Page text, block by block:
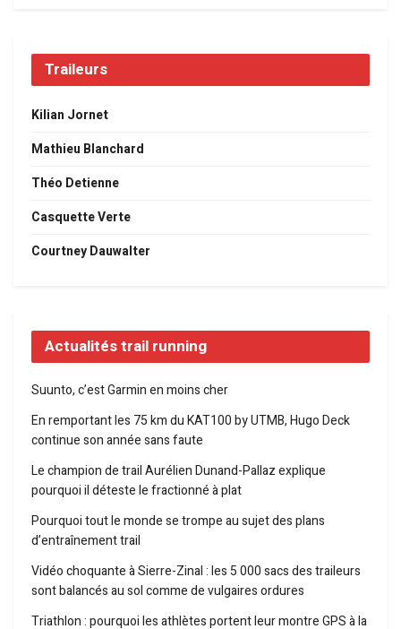
Traileurs
Kilian Jornet
Mathieu Blanchard
Théo Detienne
Casquette Verte
Courtney Dauwalter
Actualités trail running
Suunto, c’est Garmin en moins cher
En remportant les 75 km du KAT100 by UTMB, Hugo Deck
continue son année sans faute
Le champion de trail Aurélien Dunand-Pallaz explique
pourquoi il déteste le fractionné à plat
Pourquoi tout le monde se trompe au sujet des plans
d’entraînement trail
Vidéo choquante à Sierre-Zinal : les 5 000 sacs des traileurs
sont balancés au sol comme de vulgaires ordures
Triathlon : pourquoi les athlètes portent leur montre GPS à la